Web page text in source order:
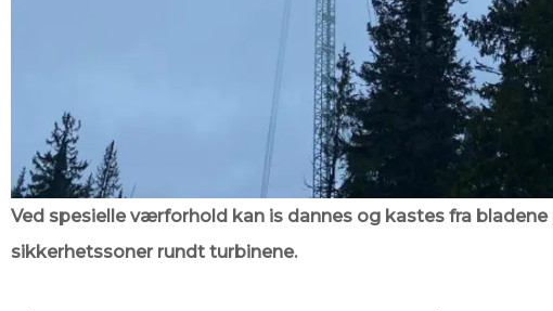
Ved spesielle værforhold kan is dannes og kastes fra
sikkerhetssoner rundt turbinene.